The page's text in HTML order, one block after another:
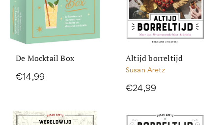
De Mocktail Box
€14,99
Altijd borreltijd
Susan Aretz
€24,99